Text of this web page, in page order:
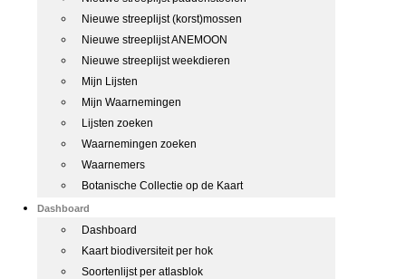
Nieuwe streeplijst (korst)mossen
Nieuwe streeplijst ANEMOON
Nieuwe streeplijst weekdieren
Mijn Lijsten
Mijn Waarnemingen
Lijsten zoeken
Waarnemingen zoeken
Waarnemers
Botanische Collectie op de Kaart
Dashboard
Dashboard
Kaart biodiversiteit per hok
Soortenlijst per atlasblok